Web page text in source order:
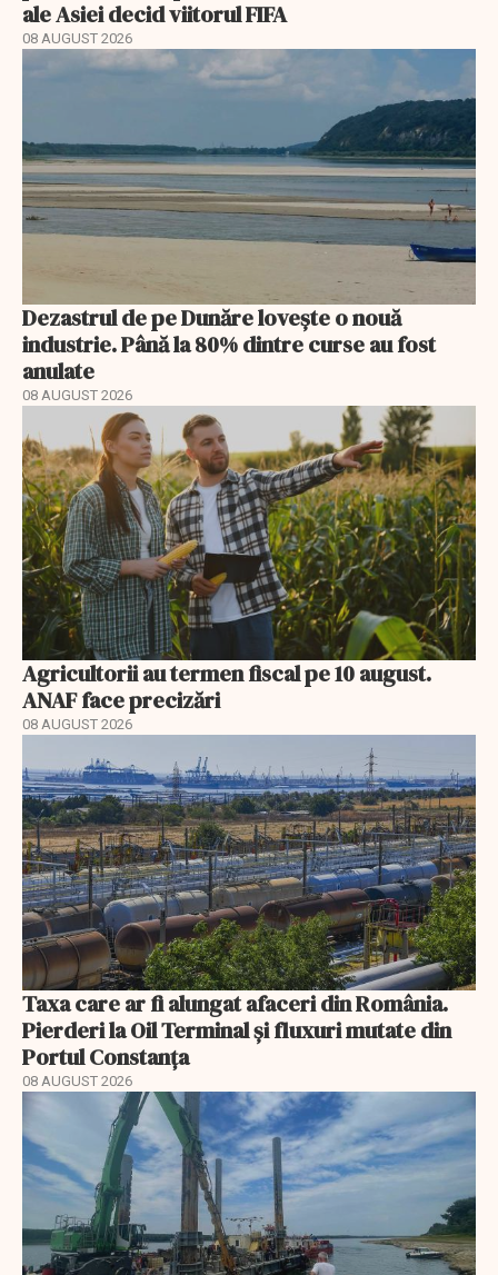
ale Asiei decid viitorul FIFA
08 AUGUST 2026
Dezastrul de pe Dunăre lovește o nouă
industrie. Până la 80% dintre curse au fost
anulate
08 AUGUST 2026
Agricultorii au termen fiscal pe 10 august.
ANAF face precizări
08 AUGUST 2026
Taxa care ar fi alungat afaceri din România.
Pierderi la Oil Terminal și fluxuri mutate din
Portul Constanța
08 AUGUST 2026